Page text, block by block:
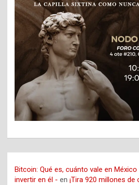
Bitcoin: Qué es, cuánto vale en
invertir en él - en ¡Tira 920 millones